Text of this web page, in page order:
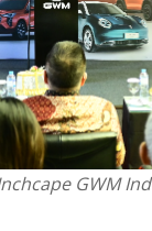
GWM